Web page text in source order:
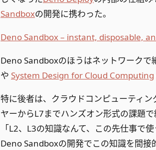
Sandboxの開発に携わった。
Deno Sandbox – instant, disposable,
Deno Sandboxのほうはネットワークで
や System Design for Cloud Computing
特に後者は、クラウドコンピューティ
ヤーからL7までハンズオン形式の課題
「L2、L3の知識なんて、この先仕事で
Deno Sandboxの開発でこの知識を間